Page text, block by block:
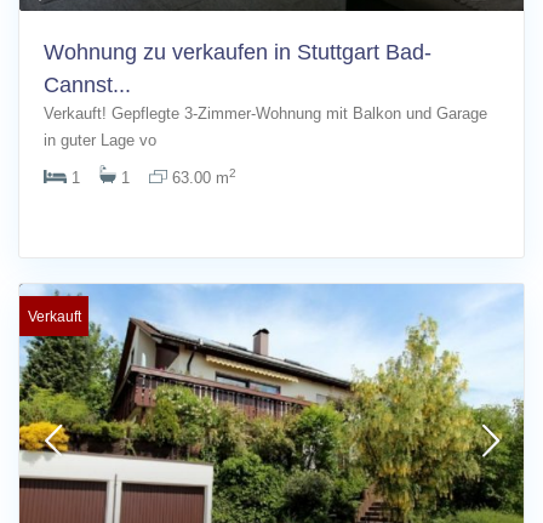
Wohnung zu verkaufen in Stuttgart Bad-
Cannst...
Verkauft! Gepflegte 3-Zimmer-Wohnung mit Balkon und Garage
in guter Lage vo
1 1 63.00 m2
Verkauft